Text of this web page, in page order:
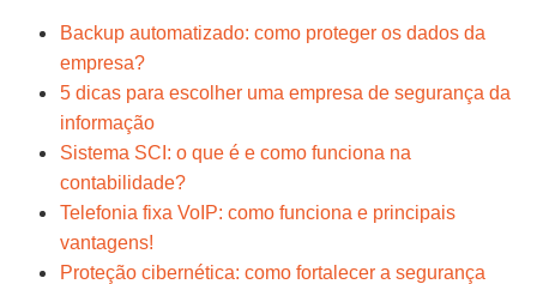
Backup automatizado: como proteger os dados da
empresa?
5 dicas para escolher uma empresa de segurança da
informação
Sistema SCI: o que é e como funciona na
contabilidade?
Telefonia fixa VoIP: como funciona e principais
vantagens!
Proteção cibernética: como fortalecer a segurança